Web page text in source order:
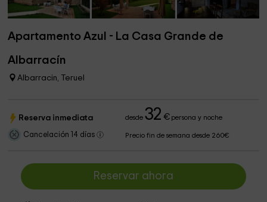
Apartamento Azul - La Casa Grande de
Albarracín
Albarracin, Teruel
Reserva inmediata desde32 €persona y noche
Cancelación 14 días Precio fin de semana desde 260€
Reservar ahora